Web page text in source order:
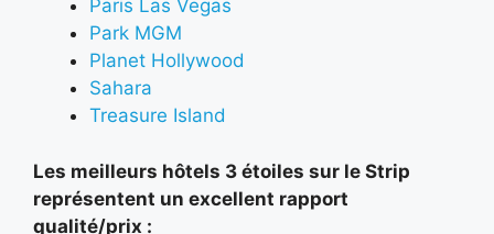
Paris Las Vegas
Park MGM
Planet Hollywood
Sahara
Treasure Island
Les meilleurs hôtels 3 étoiles sur le Strip
représentent un excellent rapport
qualité/prix :